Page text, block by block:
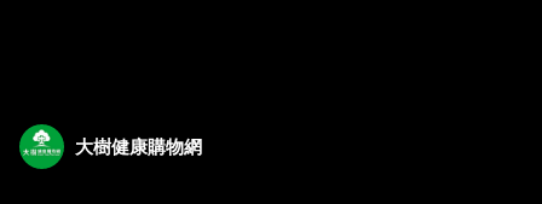
大樹健康購物網